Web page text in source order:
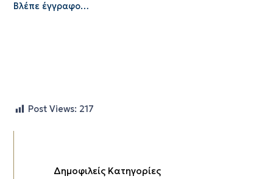
Βλέπε έγγραφο…
Post Views: 217
Δημοφιλείς Κατηγορίες